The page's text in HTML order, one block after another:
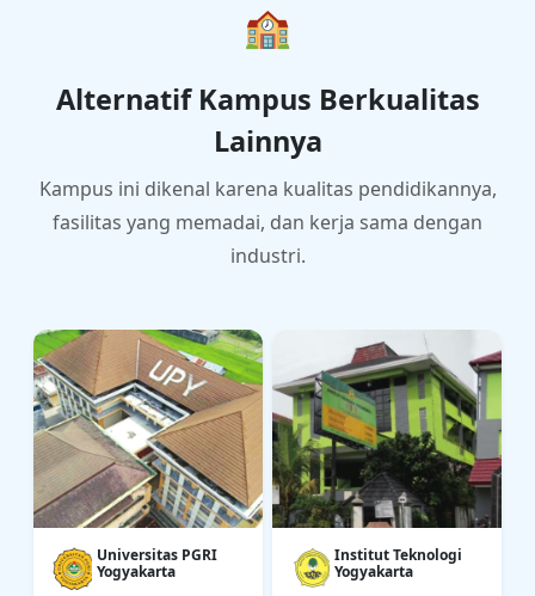
🏫
Alternatif Kampus Berkualitas
Lainnya
Kampus ini dikenal karena kualitas pendidikannya,
fasilitas yang memadai, dan kerja sama dengan
industri.
Universitas PGRI
Yogyakarta
Institut Teknologi
Yogyakarta